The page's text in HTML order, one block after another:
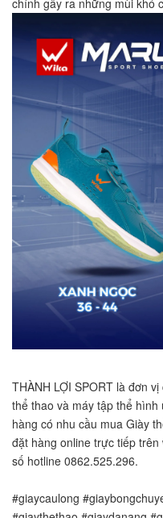
THÀNH LỢI SPORT là đơn
thể thao và máy tập thể
hàng có nhu cầu mua Giày
đặt hàng online trực tiếp
số hotline 0862.525.296.
#giaycaulong